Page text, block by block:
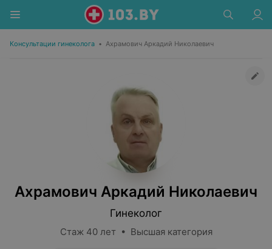
Консультации гинеколога • Ахрамович Аркадий Николаевич
Ахрамович Аркадий Николаевич
Гинеколог
Стаж 40 лет • Высшая категория